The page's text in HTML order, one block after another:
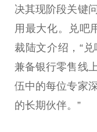
决其现阶段关键
用最大化。兑吧
裁陆文介绍，“
兼备银行零售线
伍中的每位专家
的长期伙伴。”